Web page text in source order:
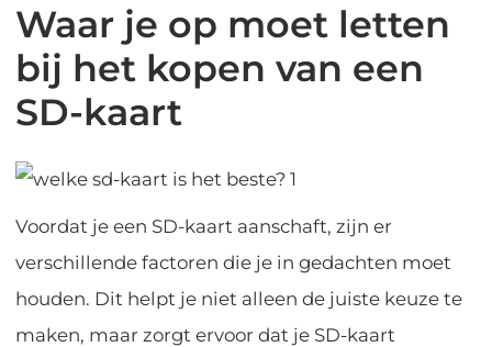
Waar je op moet letten
bij het kopen van een
SD-kaart
Voordat je een SD-kaart aanschaft, zijn er
verschillende factoren die je in gedachten moet
houden. Dit helpt je niet alleen de juiste keuze te
maken, maar zorgt ervoor dat je SD-kaart